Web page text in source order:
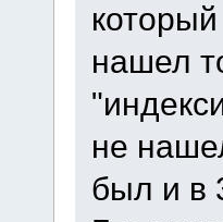
нашел
не
был и в